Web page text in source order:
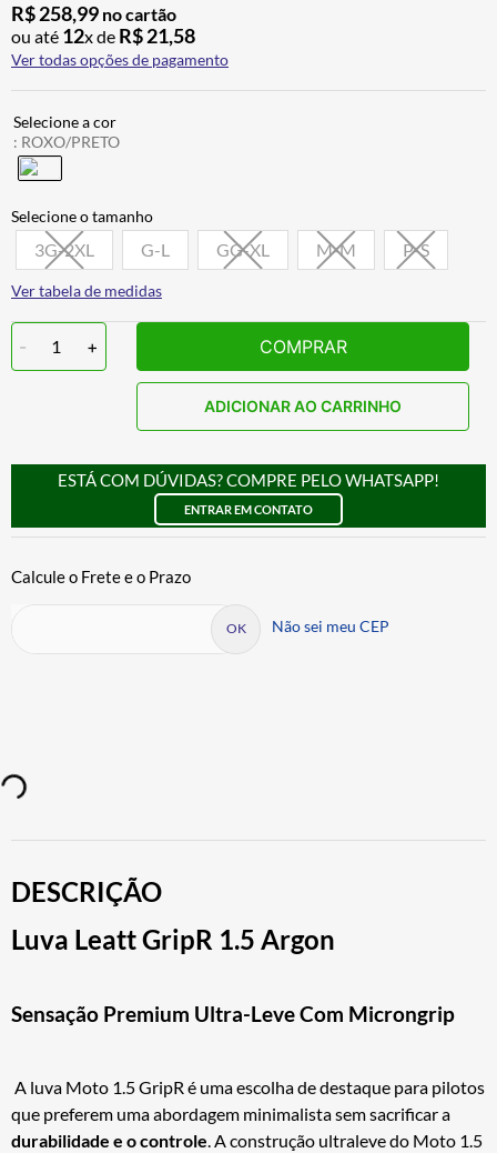
R$258,99 no cartão
ou até 12x de R$21,58
Ver todas opções de pagamento
: ROXO/PRETO
3G-2XL G-L GG-XL M-M P-S
Ver tabela de medidas
- 1 + COMPRAR
ADICIONAR AO CARRINHO
ESTÁ COM DÚVIDAS? COMPRE PELO WHATSAPP!
ENTRAR EM CONTATO
Não sei meu CEP
DESCRIÇÃO
Luva Leatt GripR 1.5 Argon
Sensação Premium Ultra-Leve Com Microngrip
A luva Moto 1.5 GripR é uma escolha de destaque para pilotos
que preferem uma abordagem minimalista sem sacrificar a
durabilidade e o controle. A construção ultraleve do Moto 1.5